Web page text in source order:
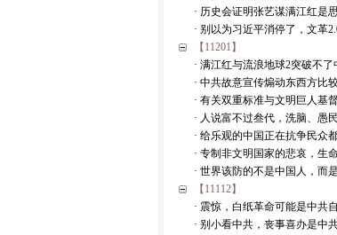
· 历史会证明张艺谋满江红是
· 别以为习近平消停了，文革
【11201】
· 满江红与流浪地球2突破不了
· 中共故意宣传煽动东西方比
· 有关双重标准与文明巨人基
· 人说富不过叁代，洗脑、愚
· 给乐观的中国正在抗争民众
· 专制非文明国家的悲哀，生
· 世界该防的不是中国人，而
【11112】
· 震惊，白纸革命可能是中共
· 别小看中共，丧事喜办是中